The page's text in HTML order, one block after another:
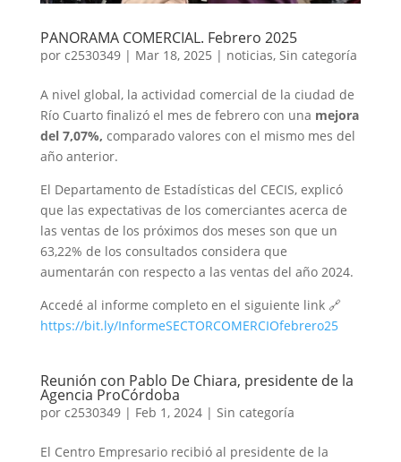
PANORAMA COMERCIAL. Febrero 2025
por c2530349| Mar 18, 2025 | noticias, Sin categoría
A nivel global, la actividad comercial de la ciudad de
Río Cuarto finalizó el mes de febrero con una mejora
del 7,07%, comparado valores con el mismo mes del
año anterior.
El Departamento de Estadísticas del CECIS, explicó
que las expectativas de los comerciantes acerca de
las ventas de los próximos dos meses son que un
63,22% de los consultados considera que
aumentarán con respecto a las ventas del año 2024.
Accedé al informe completo en el siguiente link 🔗
https://bit.ly/InformeSECTORCOMERCIOfebrero25
Reunión con Pablo De Chiara, presidente de la
Agencia ProCórdoba
por c2530349| Feb 1, 2024| Sin categoría
El Centro Empresario recibió al presidente de la